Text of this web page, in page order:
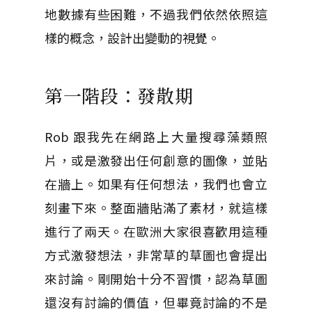
地數據有些困難，不過我們依然依照這
樣的概念，設計出變動的視覺。
第一階段：發散期
Rob 跟我先在網路上大量搜尋藻類照
片，或是激發出任何創意的圖像，並貼
在牆上。如果有任何想法，我們也會立
刻畫下來。整面牆貼滿了素材，就這樣
進行了兩天。在歐洲大家很喜歡用這種
方式激發想法，非常草的草圖也會提出
來討論。剛開始十分不習慣，認為草圖
還沒有討論的價值，但畢竟討論的不是